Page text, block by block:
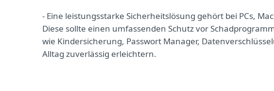
- Eine leistungsstarke Sicherheitslösung gehört bei PCs,
Diese sollte einen umfassenden Schutz vor
wie Kindersicherung, Passwort Manager,
Alltag zuverlässig erleichtern.